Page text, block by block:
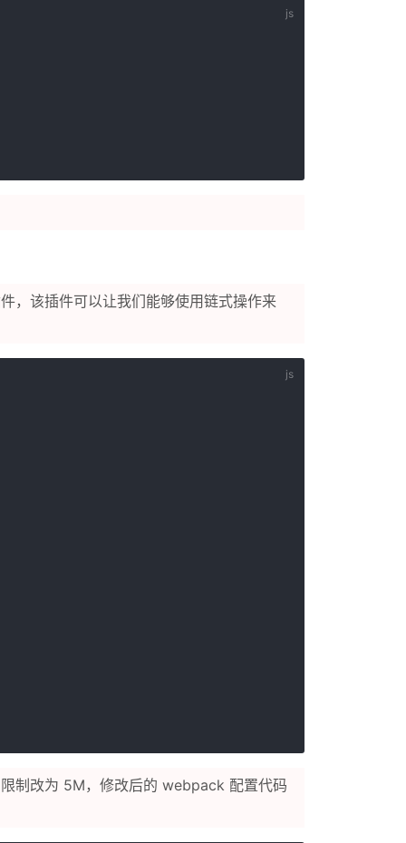
，该插件可以让我们能够使用链式操作来
制改为 5M，修改后的 webpack 配置代码